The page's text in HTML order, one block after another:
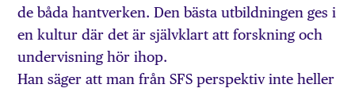
de båda hantverken. Den bästa utbildningen ges i
en kultur där det är självklart att forskning och
undervisning hör ihop.
Han säger att man från SFS perspektiv inte heller